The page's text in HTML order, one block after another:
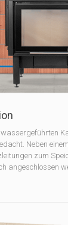
Neben
zum
angeschlossen